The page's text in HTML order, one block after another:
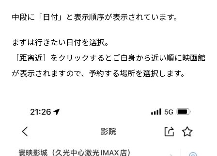
中段に「日付」と表示順序が表示されています。
まずは行きたい日付を選択。
［距离近］をクリックするとご自身から近い順に映画館
が表示されますので、予約する場所を選択します。